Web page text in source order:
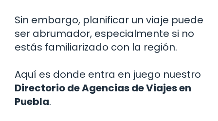
Sin embargo, planificar un viaje puede
ser abrumador, especialmente si no
estás familiarizado con la región.
Aquí es donde entra en juego nuestro
Directorio de Agencias de Viajes en
Puebla.